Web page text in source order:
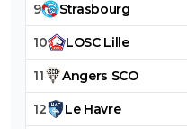
9 Strasbourg
10 LOSC Lille
11 Angers SCO
12 Le Havre